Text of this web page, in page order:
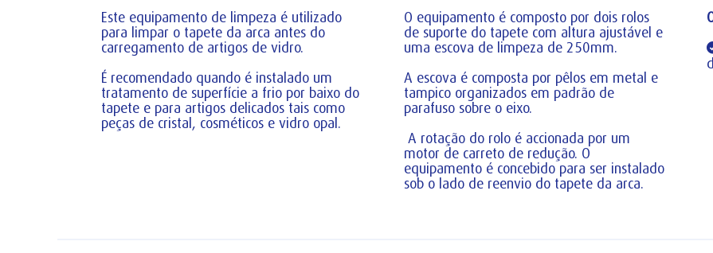
Este equipamento de limpeza é utilizado
para limpar o tapete da arca antes do
carregamento de artigos de vidro.
É recomendado quando é instalado um
tratamento de superfície a frio por baixo do
tapete e para artigos delicados tais como
peças de cristal, cosméticos e vidro opal.
O equipamento é composto por dois rolos
de suporte do tapete com altura ajustável e
uma escova de limpeza de 250mm.
A escova é composta por pêlos em metal e
tampico organizados em padrão de
parafuso sobre o eixo.
A rotação do rolo é accionada por um
motor de carreto de redução. O
equipamento é concebido para ser instalado
sob o lado de reenvio do tapete da arca.